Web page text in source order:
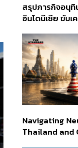
สรุปภารกิจอนุทิ
อินโดนีเซีย ขับเ
ส่วนยุทธศาสตร์
อินโดนีเซีย
Navigating
Thailand and